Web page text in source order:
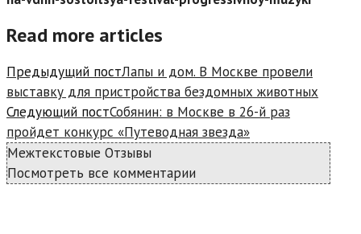
Read more articles
Предыдущий постЛапы и дом. В Москве провели
выставку для пристройства бездомных животных
Следующий постСобянин: в Москве в 26-й раз
пройдет конкурс «Путеводная звезда»
Межтекстовые Отзывы
Посмотреть все комментарии